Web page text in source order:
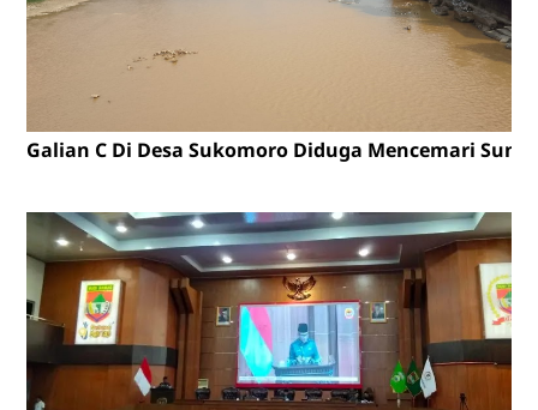
Galian C Di Desa Sukomoro Diduga Mencemari